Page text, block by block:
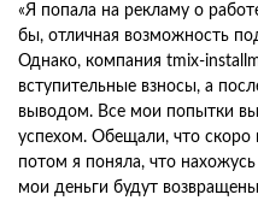
«Я попала на рекламу о
бы, отличная возможность
Однако, компания tmix-
вступительные взносы, а
выводом. Все мои попытки
успехом. Обещали, что скоро
потом я поняла, что
мои деньги будут